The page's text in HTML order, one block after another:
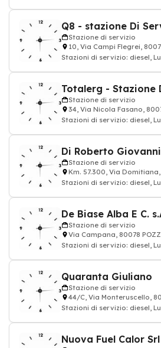
Q8 - stazione Di
Stazione di servizio
10, Via Campi Flegrei,
Stazioni di servizio: diesel,
Totalerg - Stazione
Stazione di servizio
34, Via Nicola Fasano,
Stazioni di servizio: diesel,
Di Roberto Giovanni
Stazione di servizio
Km. 57.300, Via
Stazioni di servizio: diesel,
De Biase Alba E C.
Stazione di servizio
Via Campana, 80078
Stazioni di servizio: diesel,
Quaranta Giuliano
Stazione di servizio
44/C, Via Monteruscello,
Stazioni di servizio: diesel,
Nuova Fuel Calor Srl